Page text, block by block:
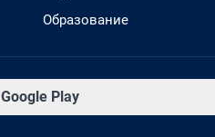
Образование
Google Play